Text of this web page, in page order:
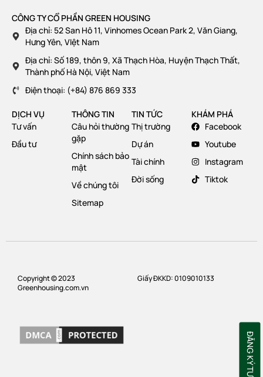
CÔNG TY CỔ PHẦN GREEN HOUSING
Địa chỉ: 52 San Hô 11, Vinhomes Ocean Park 2, Văn Giang,
Hưng Yên, VIệt Nam
Địa chỉ: Số 189, thôn 9, Xã Thạch Hòa, Huyện Thạch Thất,
Thành phố Hà Nội, Việt Nam
Điện thoại: (+84) 876 869 333
DỊCH VỤ
Tư vấn
Đầu tư
THÔNG TIN
Câu hỏi thường
gặp
Chính sách bảo
mật
Về chúng tôi
Sitemap
TIN TỨC
Thị trường
Dự án
Tài chính
Đời sống
KHÁM PHÁ
Facebook
Youtube
Instagram
Tiktok
Copyright © 2023
Greenhousing.com.vn
Giấy ĐKKD: 0109010133
ĐĂNG KÝ TƯ VẤN